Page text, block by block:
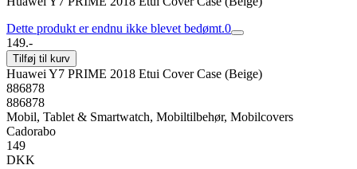
Dette produkt er endnu ikke blevet bedømt.0
149.-
Tilføj til kurv
Huawei Y7 PRIME 2018 Etui Cover Case (Beige)
886878
886878
Mobil, Tablet & Smartwatch, Mobiltilbehør, Mobilcovers
Cadorabo
149
DKK